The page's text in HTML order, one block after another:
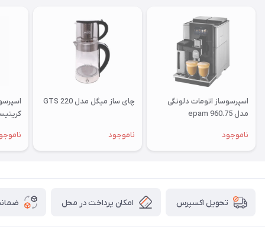
اسپرسوساز اتومات دلونگی
مدل epam 960.75
ناموجود
چای ساز میگل مدل GTS 220
ناموجود
تحویل اکسپرس امکان پرداخت در محل